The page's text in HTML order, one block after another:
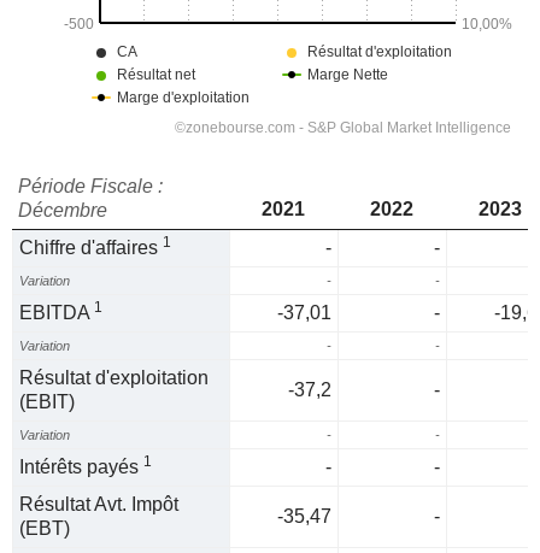
Période Fiscale :
Décembre
2021 2022
2023
Chiffre d'affaires 1 - -
Variation - -
EBITDA 1 -37,01 - -
Variation - -
Résultat d'exploitation
(EBIT)
-37,2 -
Variation - -
Intérêts payés 1 -
-
Résultat Avt. Impôt
(EBT)
-35,47 -